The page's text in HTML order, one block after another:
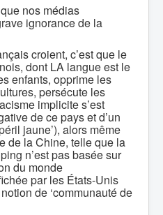
nos médias
ignorance de la
croient, c’est que le
dont LA langue est le
enfants, opprime les
persécute les
implicite s’est
de ce pays et d’un
jaune’), alors même
de la Chine, telle que la
n’est pas basée sur
du monde
par les États-Unis
de ‘communauté de